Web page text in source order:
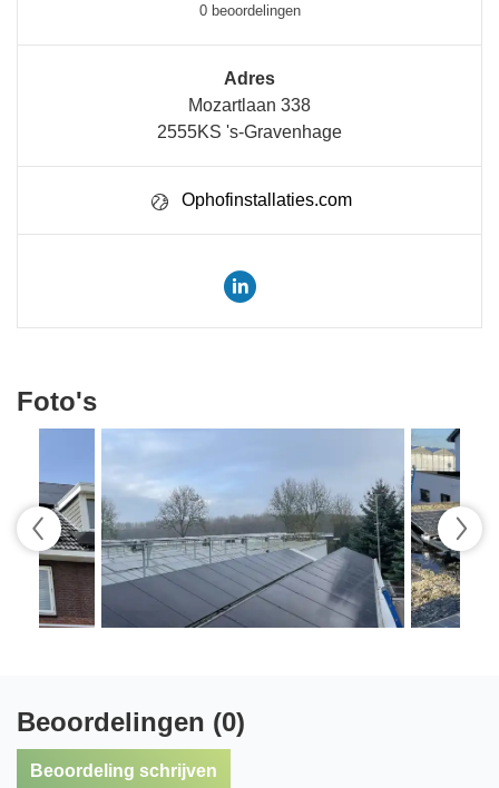
0 beoordelingen
Adres
Mozartlaan 338
2555KS 's-Gravenhage
Ophofinstallaties.com
Foto's
Beoordelingen (0)
Beoordeling schrijven